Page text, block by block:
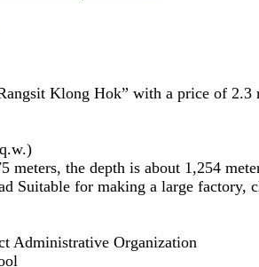
Klong Hok” with a price of 2.3
meters, the depth is about 1,254
Suitable for making a large factory,
Administrative Organization